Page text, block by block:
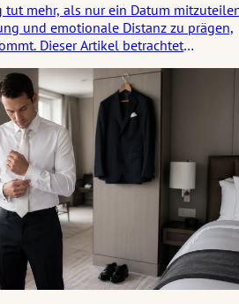
tut mehr, als nur ein Datum
und emotionale Distanz zu prägen,
Dieser Artikel betrachtet
das Ungesagte ihre Wirkung